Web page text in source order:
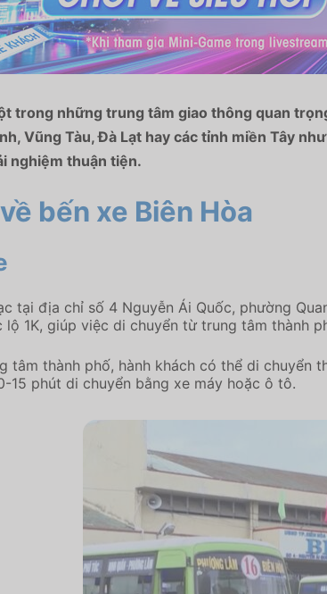
trong những trung tâm giao thông quan
Vũng Tàu, Đà Lạt hay các tỉnh miền Tây
nghiệm thuận tiện.
bến xe Biên Hòa
tại địa chỉ số 4 Nguyễn Ái Quốc, phường
1K, giúp việc di chuyển từ trung tâm thành
tâm thành phố, hành khách có thể di chuyển
15 phút di chuyển bằng xe máy hoặc ô tô.